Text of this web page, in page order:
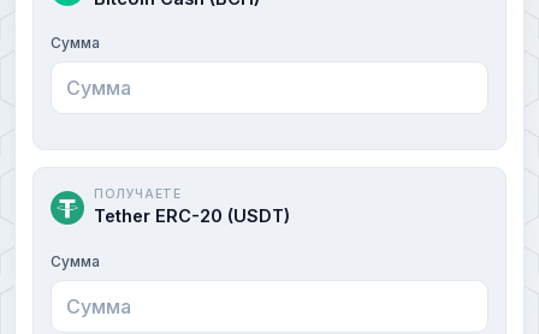
Сумма
ПОЛУЧАЕТЕ
Tether ERC-20 (USDT)
Сумма